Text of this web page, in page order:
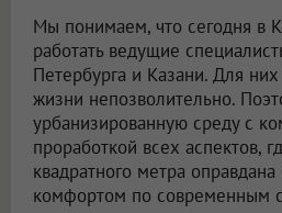
Мы понимаем, что сегодня в
работать ведущие
Петербурга и Казани. Для
жизни непозволительно.
урбанизированную среду с
проработкой всех аспектов,
квадратного метра
комфортом по современным